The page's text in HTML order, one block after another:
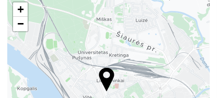
Habitaciones No fumadores
Hotel no fumadores
No admite mascotas
Comida y bebida
Restaurante
Bar
+
−